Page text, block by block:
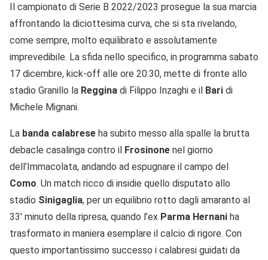
Il campionato di Serie B 2022/2023 prosegue la sua marcia
affrontando la diciottesima curva, che si sta rivelando,
come sempre, molto equilibrato e assolutamente
imprevedibile. La sfida nello specifico, in programma sabato
17 dicembre, kick-off alle ore 20:30, mette di fronte allo
stadio Granillo la Reggina di Filippo Inzaghi e il Bari di
Michele Mignani.
La banda calabrese ha subito messo alla spalle la brutta
debacle casalinga contro il Frosinone nel giorno
dell’Immacolata, andando ad espugnare il campo del
Como. Un match ricco di insidie quello disputato allo
stadio Sinigaglia, per un equilibrio rotto dagli amaranto al
33′ minuto della ripresa, quando l’ex Parma Hernani ha
trasformato in maniera esemplare il calcio di rigore. Con
questo importantissimo successo i calabresi guidati da